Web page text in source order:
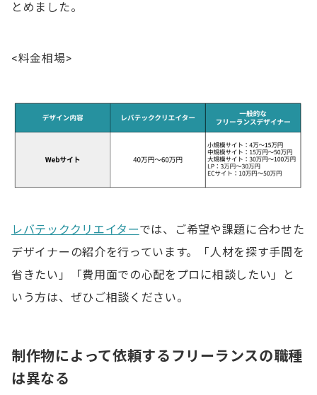
とめました。
<料金相場>
レバテッククリエイターでは、ご希望や課題に合わせた
デザイナーの紹介を行っています。「人材を探す手間を
省きたい」「費用面での心配をプロに相談したい」と
いう方は、ぜひご相談ください。
制作物によって依頼するフリーランスの職種
は異なる